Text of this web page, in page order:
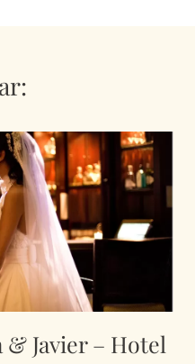
Javier – Hotel